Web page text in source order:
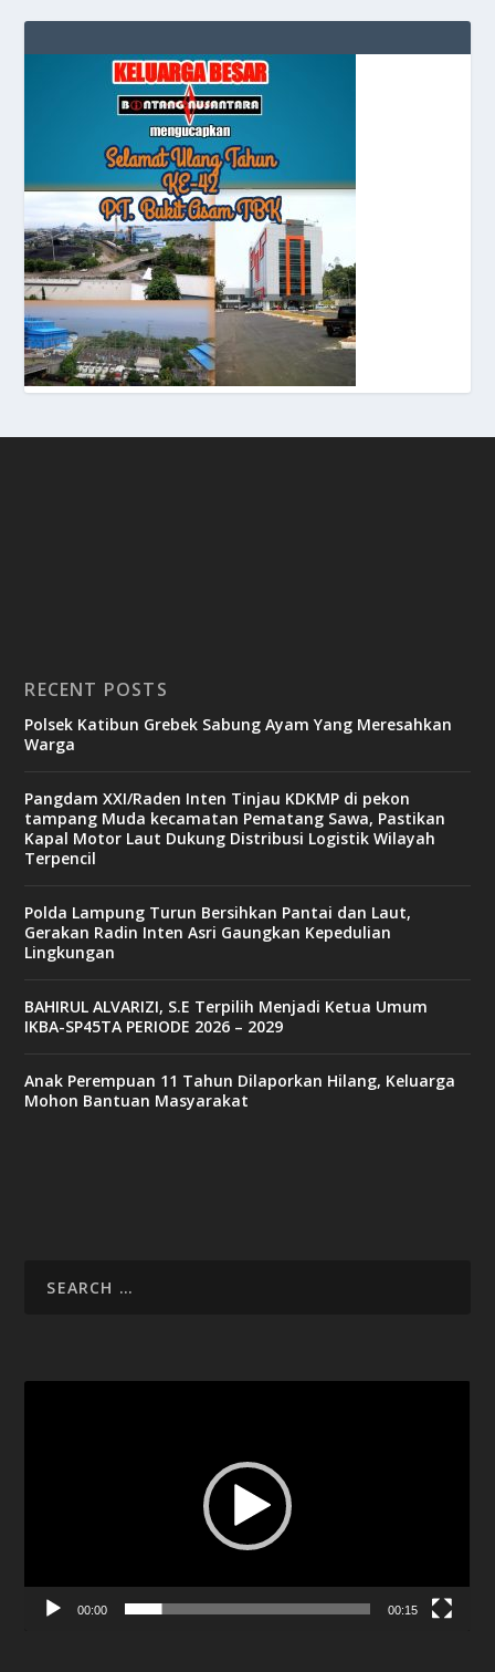
RECENT POSTS
Polsek Katibun Grebek Sabung Ayam Yang Meresahkan
Warga
Pangdam XXI/Raden Inten Tinjau KDKMP di pekon
tampang Muda kecamatan Pematang Sawa, Pastikan
Kapal Motor Laut Dukung Distribusi Logistik Wilayah
Terpencil
Polda Lampung Turun Bersihkan Pantai dan Laut,
Gerakan Radin Inten Asri Gaungkan Kepedulian
Lingkungan
BAHIRUL ALVARIZI, S.E Terpilih Menjadi Ketua Umum
IKBA-SP45TA PERIODE 2026 – 2029
Anak Perempuan 11 Tahun Dilaporkan Hilang, Keluarga
Mohon Bantuan Masyarakat
00:00 00:15